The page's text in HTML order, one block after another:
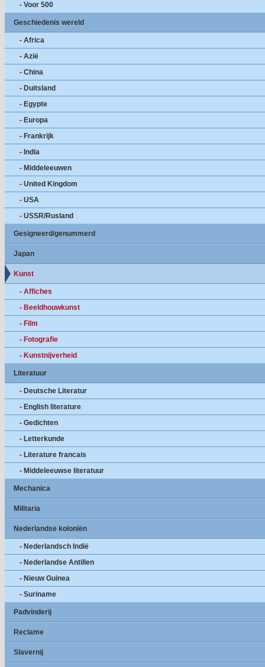
- Voor 500
Geschiedenis wereld
- Africa
- Azië
- China
- Duitsland
- Egypte
- Europa
- Frankrijk
- India
- Middeleeuwen
- United Kingdom
- USA
- USSR/Rusland
Gesigneerd/genummerd
Japan
Kunst
- Affiches
- Beeldhouwkunst
- Film
- Fotografie
- Kunstnijverheid
Literatuur
- Deutsche Literatur
- English literature
- Gedichten
- Letterkunde
- Literature francais
- Middeleeuwse literatuur
Mechanica
Militaria
Nederlandse koloniën
- Nederlandsch Indië
- Nederlandse Antillen
- Nieuw Guinea
- Suriname
Padvinderij
Reclame
Slavernij